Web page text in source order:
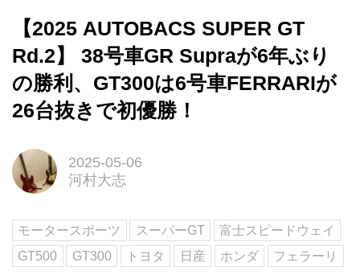
【2025 AUTOBACS SUPER GT
Rd.2】 38号車GR Supraが6年ぶり
の勝利、GT300は6号車FERRARIが
26台抜きで初優勝！
2025-05-06
河村大志
モータースポーツ スーパーGT
富士スピードウェイ
GT500
GT300 トヨタ 日産 ホンダ フェラーリ